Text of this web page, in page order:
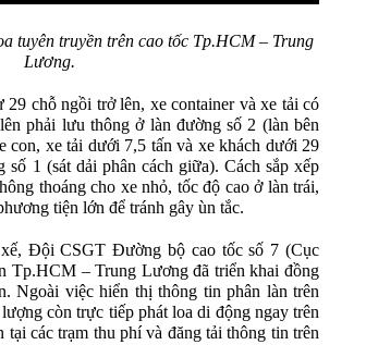
tuyên truyền trên cao tốc Tp.HCM – Trung
Lương.
chỗ ngồi trở lên, xe container và xe tải có
phải lưu thông ở làn đường số 2 (làn bên
con, xe tải dưới 7,5 tấn và xe khách dưới 29
1 (sát dải phân cách giữa). Cách sắp xếp
thoáng cho xe nhỏ, tốc độ cao ở làn trái,
tiện lớn để tránh gây ùn tắc.
Đội CSGT Đường bộ cao tốc số 7 (Cục
Tp.HCM – Trung Lương đã triển khai đồng
Ngoài việc hiển thị thông tin phân làn trên
còn trực tiếp phát loa di động ngay trên
tại các trạm thu phí và đăng tải thông tin trên